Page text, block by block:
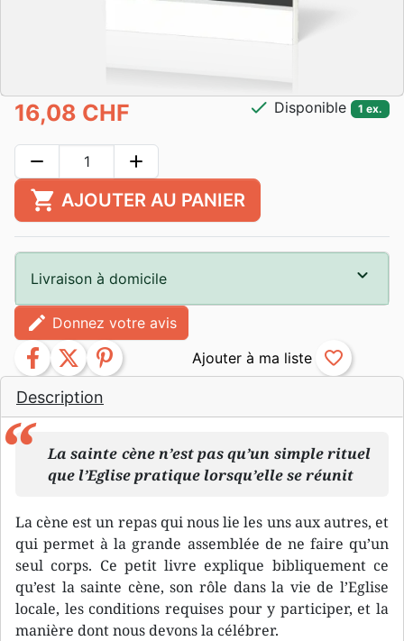
Description
La sainte cène n’est pas qu’un simple rituel
que l’Eglise pratique lorsqu’elle se réunit
La cène est un repas qui nous lie les uns aux autres, et
qui permet à la grande assemblée de ne faire qu’un
seul corps. Ce petit livre explique bibliquement ce
qu’est la sainte cène, son rôle dans la vie de l’Eglise
locale, les conditions requises pour y participer, et la
manière dont nous devons la célébrer.
16,08 CHF check Disponible 1 ex.
remove add
shopping_cart AJOUTER AU PANIER
Livraison à domicile
edit Donnez votre avis
facebook twitter pinterest favorite_border